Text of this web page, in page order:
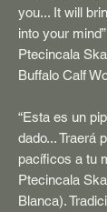
you... It will
into your mind”
Ptecincala
Buffalo Calf
“Esta es un
dado... Traerá
pacíficos a tu
Ptecincala
Blanca).